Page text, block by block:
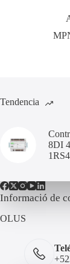
Tendencia
8DI
Informació de
OLUS